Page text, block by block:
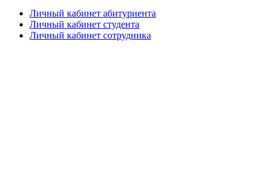
Личный кабинет абитуриента
Личный кабинет студента
Личный кабинет сотрудника